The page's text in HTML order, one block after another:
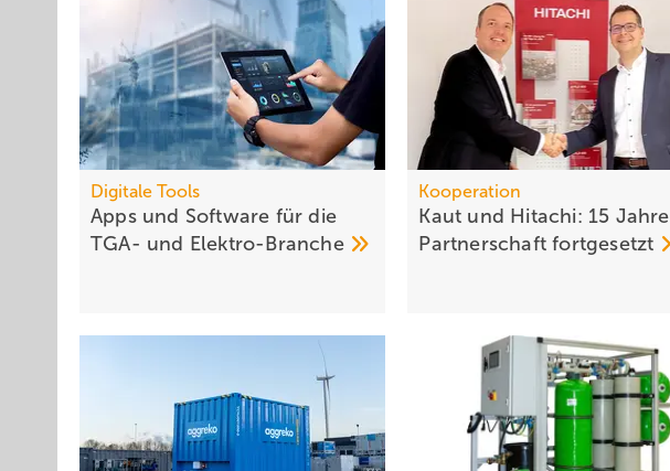
Digitale Tools
Apps und Soft­ware für die
TGA- und Elek­tro-Branche
Kooperation
Kaut und Hitachi: 15 Jah­re
Part­ner­schaftfort­ge­setzt